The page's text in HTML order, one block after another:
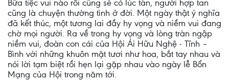
Bữa tiệc vui nào rồi cũng sẽ có lúc tàn, người hợp tan
cũng là chuyện thường tình ở đời. Một ngày thật ý nghĩa
đã kết thúc, một tương lai đầy hy vọng và niềm vui đang
chờ mọi người. Ra về trong hy vọng và lòng tràn ngập
niềm vui, đoàn con cái của Hội Ái Hữu Nghệ - Tĩnh –
Bình với những khuôn mặt tươi như hoa, bắt tay nhau và
nói lời tạm biệt rồi hẹn lại gặp nhau vào ngày lễ Bổn
Mạng của Hội trong năm tới.